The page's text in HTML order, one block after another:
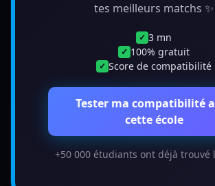
tes meilleurs matchs ✨
✓ 3 mn
✓ 100% gratuit
✓ Score de compatibilité
Tester ma compatibilité
cette école
+50 000 étudiants ont déjà trouvé